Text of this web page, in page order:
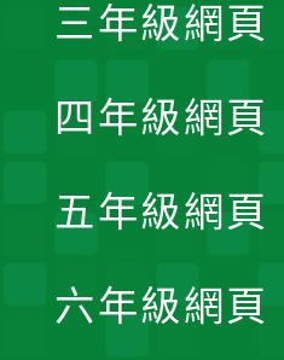
三年級網頁
四年級網頁
五年級網頁
六年級網頁